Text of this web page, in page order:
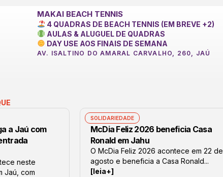
MAKAI BEACH TENNIS
4 QUADRAS DE BEACH TENNIS (EM BREVE +2)
AULAS & ALUGUEL DE QUADRAS
DAY USE AOS FINAIS DE SEMANA
AV. ISALTINO DO AMARAL CARVALHO, 260, JAÚ
a Jaú com
neste
Jaú, com
SOLIDARIEDADE
McDia Feliz 2026 beneficia Casa
Ronald em Jahu
O McDia Feliz 2026 acontece em 22 de
agosto e beneficia a Casa Ronald...
[leia+]